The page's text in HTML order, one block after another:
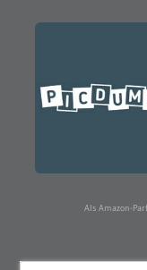
Als Amazon-